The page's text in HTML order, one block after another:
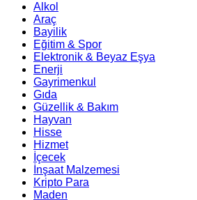
Alkol
Araç
Bayilik
Eğitim & Spor
Elektronik & Beyaz Eşya
Enerji
Gayrimenkul
Gıda
Güzellik & Bakım
Hayvan
Hisse
Hizmet
İçecek
İnşaat Malzemesi
Kripto Para
Maden